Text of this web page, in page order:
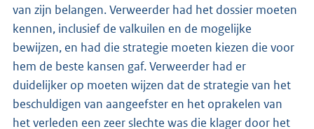
van zijn belangen. Verweerder had het dossier moeten
kennen, inclusief de valkuilen en de mogelijke
bewijzen, en had die strategie moeten kiezen die voor
hem de beste kansen gaf. Verweerder had er
duidelijker op moeten wijzen dat de strategie van het
beschuldigen van aangeefster en het oprakelen van
het verleden een zeer slechte was die klager door het